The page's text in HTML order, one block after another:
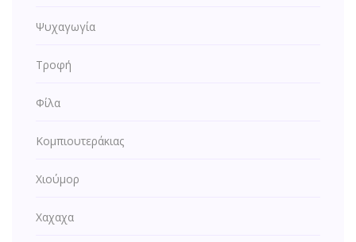
Ψυχαγωγία
Τροφή
Φίλα
Κομπιουτεράκιας
Χιούμορ
Χαχαχα